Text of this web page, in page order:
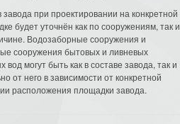
завода при проектировании на конкретной
будет уточнён как по сооружениям, так и
Водозаборные сооружения и
сооружения бытовых и ливневых
вод могут быть как в составе завода, так и
от него в зависимости от конкретной
расположения площадки завода.